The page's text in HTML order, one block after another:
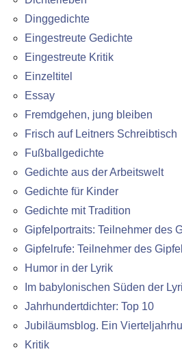
Dinggedichte
Eingestreute Gedichte
Eingestreute Kritik
Einzeltitel
Essay
Fremdgehen, jung bleiben
Frisch auf Leitners Schreibtisch
Fußballgedichte
Gedichte aus der Arbeitswelt
Gedichte für Kinder
Gedichte mit Tradition
Gipfelportraits: Teilnehmer des
Gipfelrufe: Teilnehmer des
Humor in der Lyrik
Im babylonischen Süden der
Jahrhundertdichter: Top 10
Jubiläumsblog. Ein
Kritik